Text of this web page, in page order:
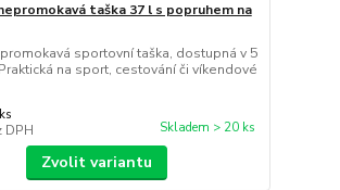
taška 37 l s popruhem na
sportovní taška, dostupná v 5
na sport, cestování či víkendové
DPH Skladem > 20 ks
Zvolit variantu